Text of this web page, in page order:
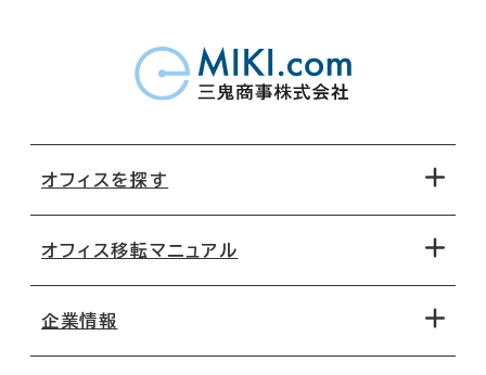
オフィスを探す
地図から探す
路線・駅から探す
オフィス移転マニュアル
企業情報